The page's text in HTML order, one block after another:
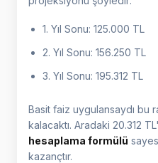
1. Yıl Sonu: 125.000 TL
2. Yıl Sonu: 156.250 TL
3. Yıl Sonu: 195.312 TL
Basit faiz uygulansaydı bu
kalacaktı. Aradaki 20.312
hesaplama formülü
kazançtır.